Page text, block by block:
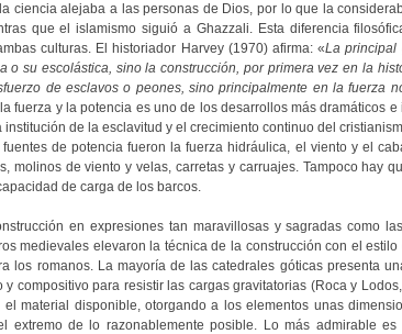
ciencia alejaba a las personas de Dios, por lo que la
que el islamismo siguió a Ghazzali. Esta diferencia
culturas. El historiador Harvey (1970) afirma: «La principal
o su escolástica, sino la construcción, por primera vez en la
de esclavos o peones, sino principalmente en la fuerza
fuerza y la potencia es uno de los desarrollos más dramáticos e
de la esclavitud y el crecimiento continuo del
de potencia fueron la fuerza hidráulica, el viento y el
molinos de viento y velas, carretas y carruajes. Tampoco hay
de carga de los barcos.
en expresiones tan maravillosas y sagradas como
medievales elevaron la técnica de la construcción con el
los romanos. La mayoría de las catedrales góticas presenta
compositivo para resistir las cargas gravitatorias (Roca y
material disponible, otorgando a los elementos unas
extremo de lo razonablemente posible. Lo más admirable es